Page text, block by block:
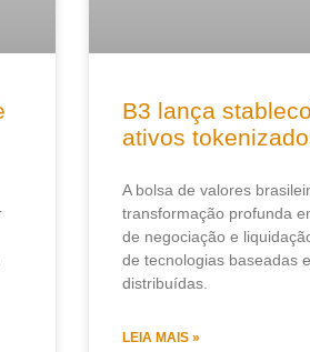
B3 lança
ativos
A bolsa de valores
transformação profunda
de negociação e
de tecnologias baseadas
distribuídas.
LEIA MAIS »